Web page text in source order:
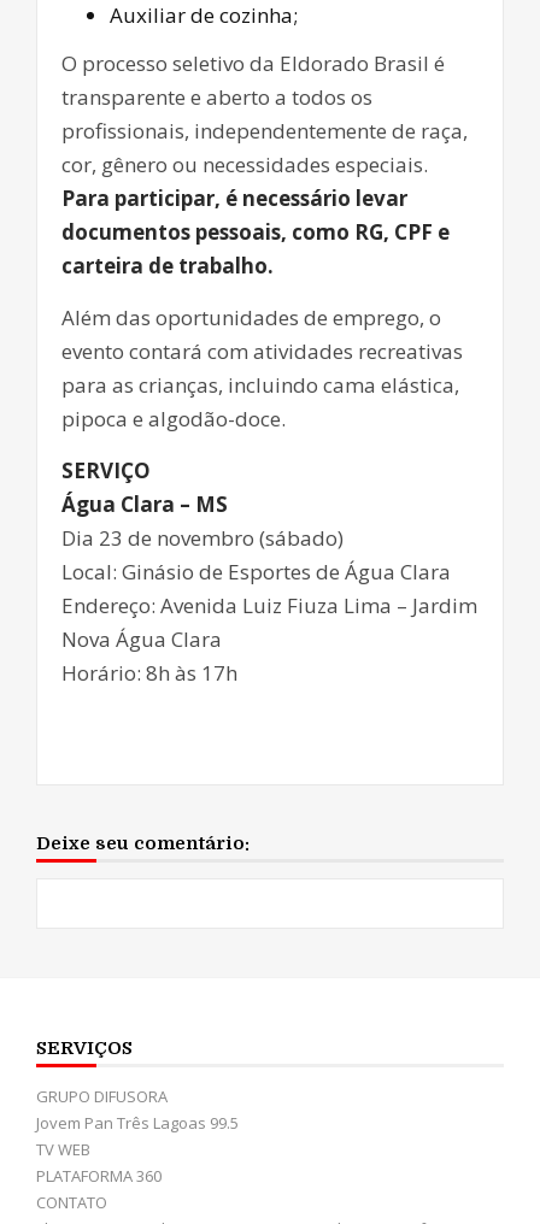
Auxiliar de cozinha;
O processo seletivo da Eldorado Brasil é
transparente e aberto a todos os
profissionais, independentemente de raça,
cor, gênero ou necessidades especiais.
Para participar, é necessário levar
documentos pessoais, como RG, CPF e
carteira de trabalho.
Além das oportunidades de emprego, o
evento contará com atividades recreativas
para as crianças, incluindo cama elástica,
pipoca e algodão-doce.
SERVIÇO
Água Clara – MS
Dia 23 de novembro (sábado)
Local: Ginásio de Esportes de Água Clara
Endereço: Avenida Luiz Fiuza Lima – Jardim
Nova Água Clara
Horário: 8h às 17h
Deixe seu comentário:
SERVIÇOS
GRUPO DIFUSORA
Jovem Pan Três Lagoas 99.5
TV WEB
PLATAFORMA 360
CONTATO